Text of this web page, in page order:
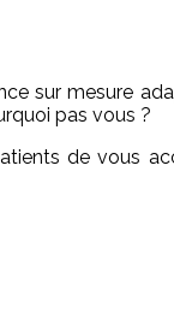
sur mesure
pas vous ?
de vous